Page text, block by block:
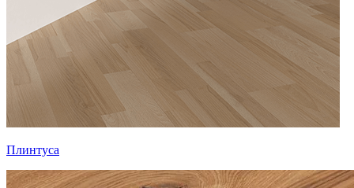
Плинтуса